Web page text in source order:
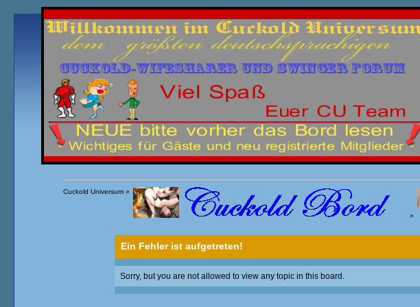
Übersicht Kalender Einloggen Registrieren
Cuckold Universum »
»
Ein Fehler ist aufgetreten!
Sorry, but you are not allowed to view any topic in this board.